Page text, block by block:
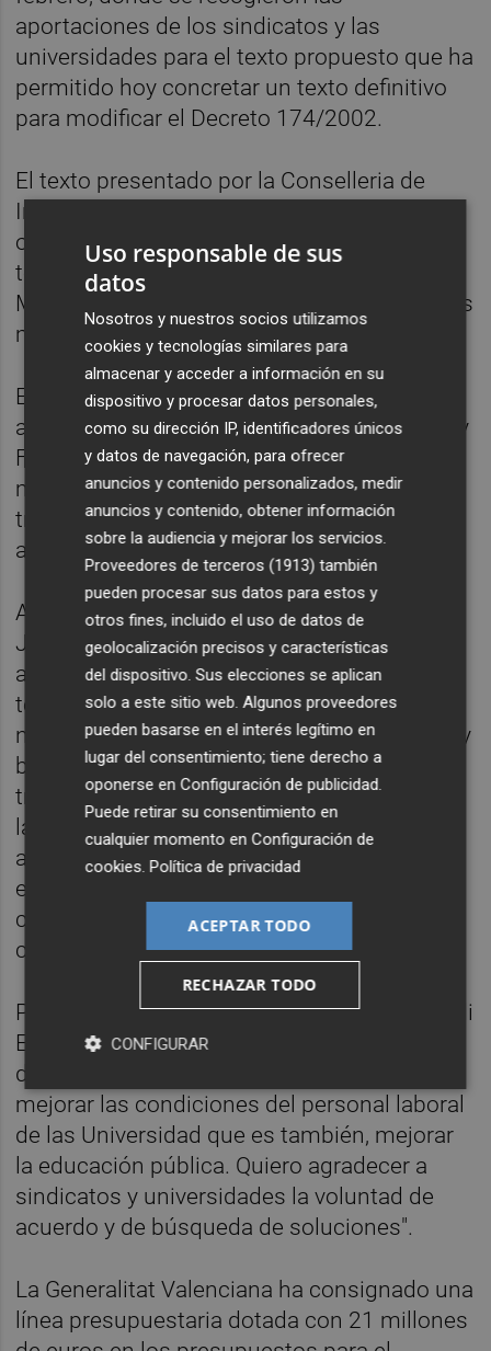
aportaciones de los sindicatos y las
universidades para el texto propuesto que ha
permitido hoy concretar un texto definitivo
para modificar el Decreto 174/2002.
El texto presentado por la Conselleria de
Innovación junto a la de Hacienda ha
obtenido el respaldo y el voto unánime de
todos los sindicatos representados en la
Mesa y de todas las universidades, según las
mismas fuentes.
El siguiente paso será informar del acuerdo
al Consejo de Valenciano de Universidades y
Formación Superior, que se celebrará
mañana, para seguidamente, iniciar la
tramitación administrativa para su
aprobación por el Consell.
Al respecto, la consellera de Innovación,
Josefina Bueno, se ha mostrado satisfecha
ante el consenso obtenido por parte de
todos los agentes que participan en la
negociación. "Este éxito es fruto del trabajo y
buena voluntad de todos los agentes que
trabajamos por mejorar las condiciones
laborales del personal laboral y seguiremos
apostando firmemente por el derecho de
estos trabajadores y trabajadoras por
conseguir desbloquear su convenio
colectivo", han señalado
Por su parte, el conseller de Hacienda, Arcadi
España, ha precisado que "dialogar, acordar,
desbloquear. Un esfuerzo conjunto para
mejorar las condiciones del personal laboral
de las Universidad que es también, mejorar
la educación pública. Quiero agradecer a
sindicatos y universidades la voluntad de
acuerdo y de búsqueda de soluciones".
La Generalitat Valenciana ha consignado una
línea presupuestaria dotada con 21 millones
Uso responsable de sus
datos
Nosotros y nuestros socios utilizamos
cookies y tecnologías similares para
almacenar y acceder a información en su
dispositivo y procesar datos personales,
como su dirección IP, identificadores únicos
y datos de navegación, para ofrecer
anuncios y contenido personalizados, medir
anuncios y contenido, obtener información
sobre la audiencia y mejorar los servicios.
Proveedores de terceros (1913) también
pueden procesar sus datos para estos y
otros fines, incluido el uso de datos de
geolocalización precisos y características
del dispositivo. Sus elecciones se aplican
solo a este sitio web. Algunos proveedores
pueden basarse en el interés legítimo en
lugar del consentimiento; tiene derecho a
oponerse enConfiguración de publicidad.
Puede retirar su consentimiento en
cualquier momento enConfiguración de
cookies.Política de privacidad
ACEPTAR TODO
RECHAZAR TODO
CONFIGURAR